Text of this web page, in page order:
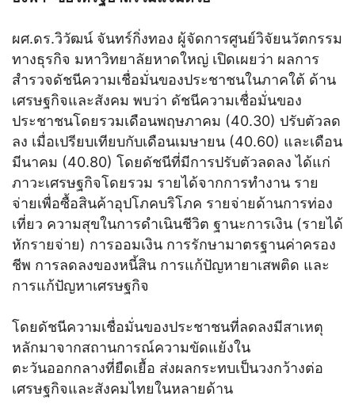
ผศ.ดร.วิวัฒน์ จันทร์กิ่งทอง ผู้จัดการศูนย์วิจัยนวัตกรรม
ทางธุรกิจ มหาวิทยาลัยหาดใหญ่ เปิดเผยว่า ผลการ
สำรวจดัชนีความเชื่อมั่นของประชาชนในภาคใต้ ด้าน
เศรษฐกิจและสังคม พบว่า ดัชนีความเชื่อมั่นของ
ประชาชนโดยรวมเดือนพฤษภาคม (40.30) ปรับตัวลด
ลง เมื่อเปรียบเทียบกับเดือนเมษายน (40.60) และเดือน
มีนาคม (40.80) โดยดัชนีที่มีการปรับตัวลดลง ได้แก่
ภาวะเศรษฐกิจโดยรวม รายได้จากการทำงาน ราย
จ่ายเพื่อซื้อสินค้าอุปโภคบริโภค รายจ่ายด้านการท่อง
เที่ยว ความสุขในการดำเนินชีวิต ฐานะการเงิน (รายได้
หักรายจ่าย) การออมเงิน การรักษามาตรฐานค่าครอง
ชีพ การลดลงของหนี้สิน การแก้ปัญหายาเสพติด และ
การแก้ปัญหาเศรษฐกิจ
โดยดัชนีความเชื่อมั่นของประชาชนที่ลดลงมีสาเหตุ
หลักมาจากสถานการณ์ความขัดแย้งใน
ตะวันออกกลางที่ยืดเยื้อ ส่งผลกระทบเป็นวงกว้างต่อ
เศรษฐกิจและสังคมไทยในหลายด้าน